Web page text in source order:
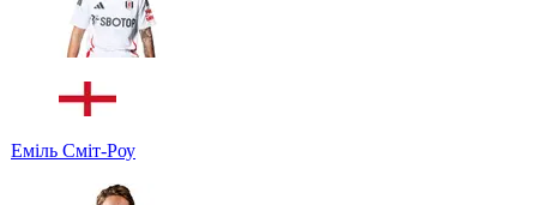
Еміль Сміт-Роу